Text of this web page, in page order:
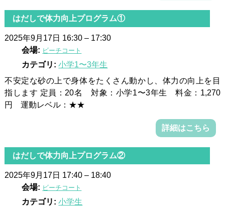
はだしで体力向上プログラム①
2025年9月17日 16:30– 17:30
会場: ビーチコート
カテゴリ: 小学1〜3年生
不安定な砂の上で身体をたくさん動かし、体力の向上を目
指します 定員：20名 対象：小学1〜3年生 料金：1,270
円 運動レベル：★★
詳細はこちら
はだしで体力向上プログラム②
2025年9月17日 17:40– 18:40
会場: ビーチコート
カテゴリ: 小学生